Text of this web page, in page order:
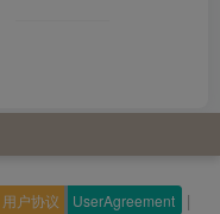
用户协议 UserAgreement |